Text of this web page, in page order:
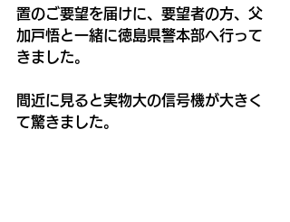
置のご要望を届けに、要望者の方、父
加戸悟と一緒に徳島県警本部へ行って
きました。
間近に見ると実物大の信号機が大きく
て驚きました。